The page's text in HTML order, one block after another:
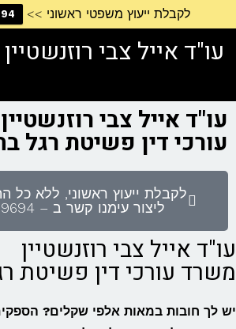
לקבלת ייעוץ משפטי ראשוני >>
עו"ד אייל צבי רוזנשטיין
עו"ד אייל צבי
עורכי דין פשיטת רגל
לקבלת ייעוץ ראשוני, ללא כל
ליצור עימנו קשר ב – 072-3939694
עו"ד אייל צבי רוזנשטיין
משרד עורכי דין פשיטת
יש לך חובות במאות אלפי שקלים?